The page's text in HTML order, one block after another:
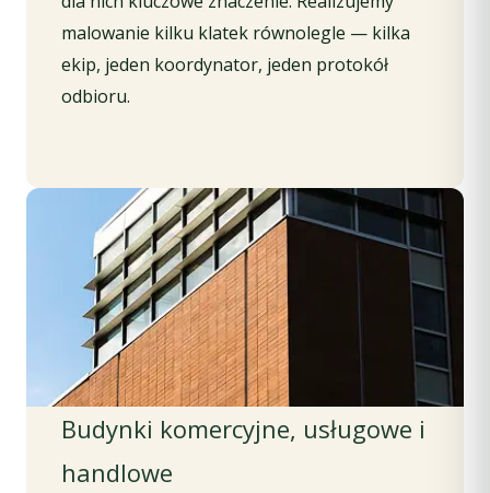
malowanie kilku klatek równolegle — kilka
ekip, jeden koordynator, jeden protokół
odbioru.
Budynki komercyjne, usługowe i
handlowe